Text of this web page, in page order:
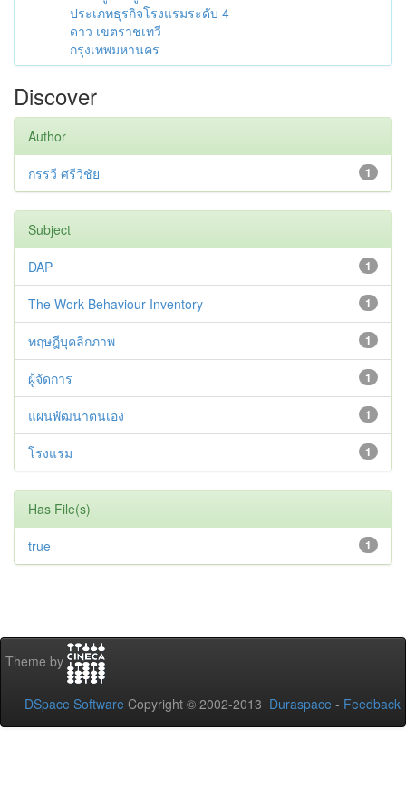
ประเภทธุรกิจโรงแรมระดับ 4
ดาว เขตราชเทวี
กรุงเทพมหานคร
Discover
Author
1
กรรวี ศรีวิชัย
Subject
1
DAP
1
The Work Behaviour Inventory
1
ทฤษฎีบุคลิกภาพ
1
ผู้จัดการ
1
แผนพัฒนาตนเอง
1
โรงแรม
Has File(s)
1
true
Theme by
DSpace Software Copyright © 2002-2013 Duraspace - Feedback